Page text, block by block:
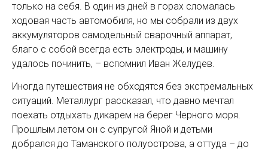
только на себя. В один из дней в горах сломалась
ходовая часть автомобиля, но мы собрали из двух
аккумуляторов самодельный сварочный аппарат,
благо с собой всегда есть электроды, и машину
удалось починить, – вспомнил Иван Желудев.
Иногда путешествия не обходятся без экстремальных
ситуаций. Металлург рассказал, что давно мечтал
поехать отдыхать дикарем на берег Черного моря.
Прошлым летом он с супругой Яной и детьми
добрался до Таманского полуострова, а оттуда – до